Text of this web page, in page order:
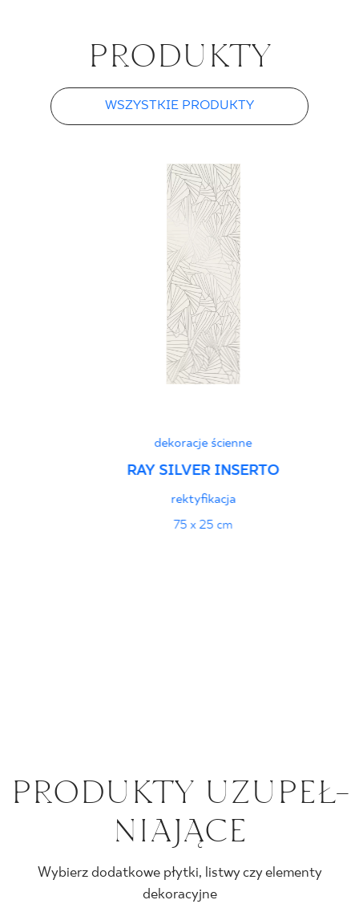
PRO­DUK­TY
WSZYSTKIE PRODUKTY
dekoracje ścienne
RAY SILVER INSERTO
rektyfikacja
75 x 25 cm
PRO­DUK­TY UZU­PEŁ­
NIA­JĄ­CE
Wybierz dodatkowe płytki, listwy czy elementy
dekoracyjne